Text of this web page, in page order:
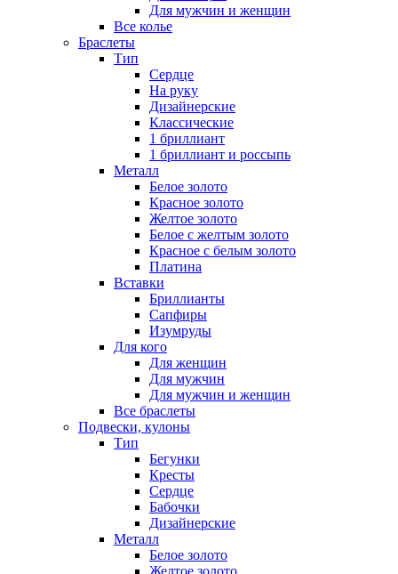
Для мужчин и женщин
Все колье
Браслеты
Тип
Сердце
На руку
Дизайнерские
Классические
1 бриллиант
1 бриллиант и россыпь
Металл
Белое золото
Красное золото
Желтое золото
Белое с желтым золото
Красное с белым золото
Платина
Вставки
Бриллианты
Сапфиры
Изумруды
Для кого
Для женщин
Для мужчин
Для мужчин и женщин
Все браслеты
Подвески, кулоны
Тип
Бегунки
Кресты
Сердце
Бабочки
Дизайнерские
Металл
Белое золото
Желтое золото